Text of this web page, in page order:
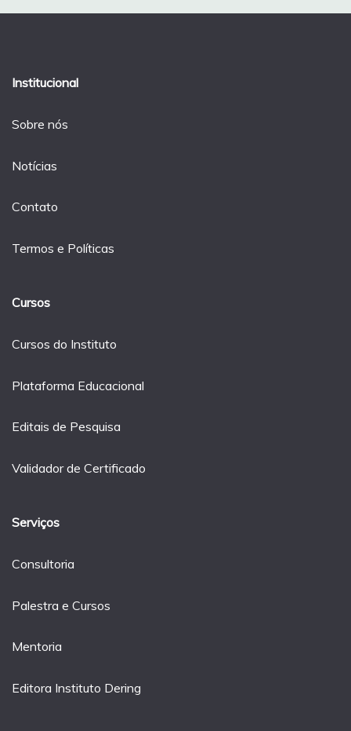
Institucional
Sobre nós
Notícias
Contato
Termos e Políticas
Cursos
Cursos do Instituto
Plataforma Educacional
Editais de Pesquisa
Validador de Certificado
Serviços
Consultoria
Palestra e Cursos
Mentoria
Editora Instituto Dering